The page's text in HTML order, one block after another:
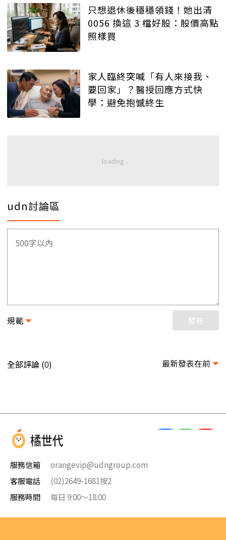
只想退休後穩穩領錢！她出清
0056 換這 3 檔好股：股價高點
照樣買
家人臨終突喊「有人來接我、
要回家」？醫授回應方式快
學：避免抱憾終生
udn討論區
規範 發布
全部評論 (0) 最新發表在前
服務信箱
orangevip@udngroup.com
客服電話
(02)2649-1681按2
服務時間
每日 9:00～18:00